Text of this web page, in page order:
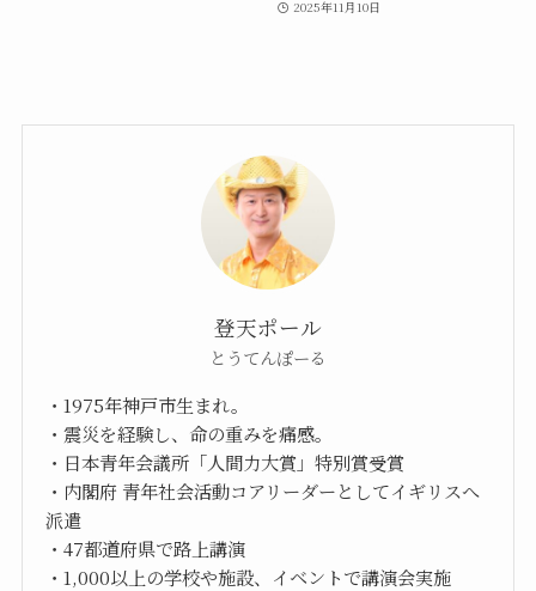
2025年11月10日
登天ポール
とうてんぽーる
・1975年神戸市生まれ。
・震災を経験し、命の重みを痛感。
・日本青年会議所「人間力大賞」特別賞受賞
・内閣府 青年社会活動コアリーダーとしてイギリスへ
派遣
・47都道府県で路上講演
・1,000以上の学校や施設、イベントで講演会実施